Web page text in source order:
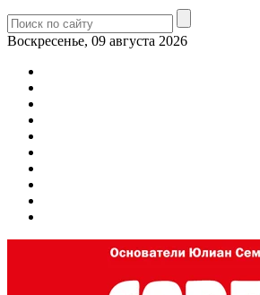
Воскресенье, 09 августа 2026